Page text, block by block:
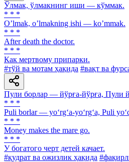
Ўлмак, ўлмакнинг иши — кўммак.
* * *
Oʼlmak, oʼlmakning ishi — koʼmmak.
* * *
After death the doctor.
* * *
Как мертвому припарки.
#тўй ва мотам ҳақида #вақт ва
Пули борлар — йўрға-йўрға, Пули
* * *
Puli borlar — yo‘rg‘a-yo‘rg‘a, Puli
* * *
Money makes the mare go.
* * *
У богатого черт детей качает.
#қудрат ва ожизлик ҳақида